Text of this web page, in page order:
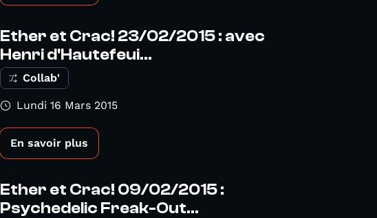
Ether et Crac! 23/02/2015 : avec
Henri d'Hautefeui...
Collab'
Lundi 16 Mars 2015
En savoir plus
Ether et Crac! 09/02/2015 :
Psychedelic Freak-Out...